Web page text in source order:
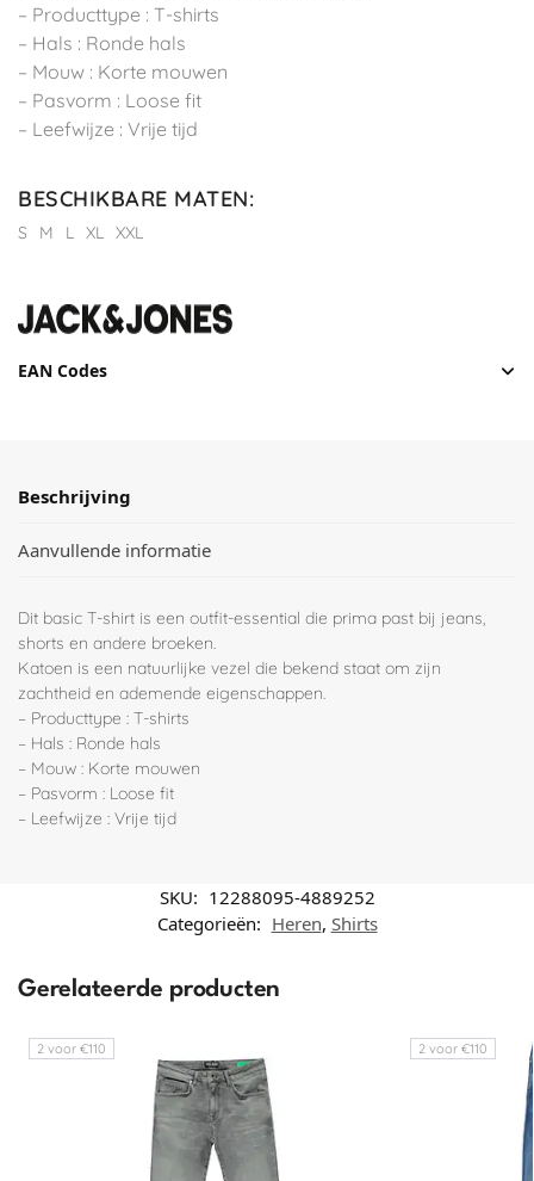
– Producttype : T-shirts
– Hals : Ronde hals
– Mouw : Korte mouwen
– Pasvorm : Loose fit
– Leefwijze : Vrije tijd
BESCHIKBARE MATEN:
S M L XL XXL
EAN Codes
Beschrijving
Aanvullende informatie
Dit basic T-shirt is een outfit-essential die prima past bij jeans,
shorts en andere broeken.
Katoen is een natuurlijke vezel die bekend staat om zijn
zachtheid en ademende eigenschappen.
– Producttype : T-shirts
– Hals : Ronde hals
– Mouw : Korte mouwen
– Pasvorm : Loose fit
– Leefwijze : Vrije tijd
SKU: 12288095-4889252
Categorieën: Heren, Shirts
Gerelateerde producten
2 voor €110 2 voor €110